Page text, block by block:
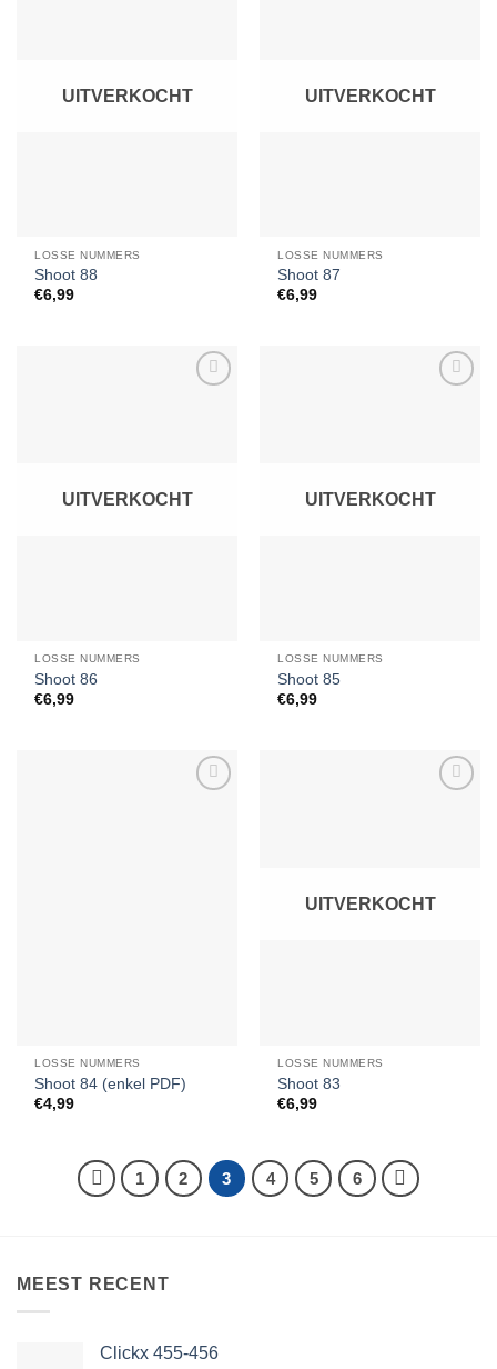
UITVERKOCHT
LOSSE NUMMERS
Shoot 88
€6,99
UITVERKOCHT
LOSSE NUMMERS
Shoot 87
€6,99
UITVERKOCHT
LOSSE NUMMERS
Shoot 86
€6,99
UITVERKOCHT
LOSSE NUMMERS
Shoot 85
€6,99
LOSSE NUMMERS
Shoot 84 (enkel PDF)
€4,99
UITVERKOCHT
LOSSE NUMMERS
Shoot 83
€6,99
1 2 3 4 5 6
MEEST RECENT
Clickx 455-456